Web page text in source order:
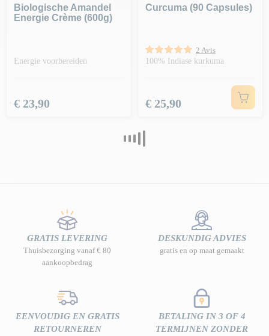
Biologische Amandel
Energie Crème (600g)
Energie voorbereiden
Prijs
€ 23,90
Curcuma (90 Capsules)
2 Avis
100% Indiase kurkuma
Prijs
€ 25,90
GRATIS LEVERING
Thuisbezorging vanaf € 80
aankoopbedrag
DESKUNDIG ADVIES
gratis en op maat gemaakt
EENVOUDIG EN GRATIS
RETOURNEREN
BETALING IN 3 OF 4
TERMIJNEN ZONDER